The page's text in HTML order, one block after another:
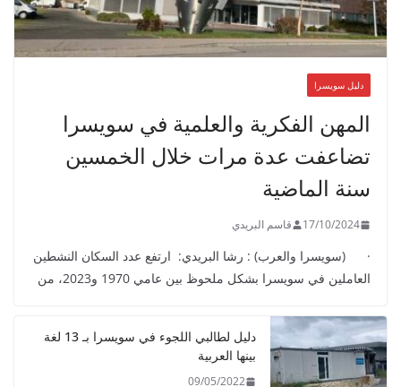
دليل سويسرا
المهن الفكرية والعلمية في سويسرا
تضاعفت عدة مرات خلال الخمسين
سنة الماضية
17/10/2024 قاسم البريدي
· (سويسرا والعرب) : رشا البريدي: ارتفع عدد السكان النشطين
العاملين في سويسرا بشكل ملحوظ بين عامي 1970 و2023، من
دليل لطالبي اللجوء في سويسرا بـ 13 لغة
بينها العربية
09/05/2022